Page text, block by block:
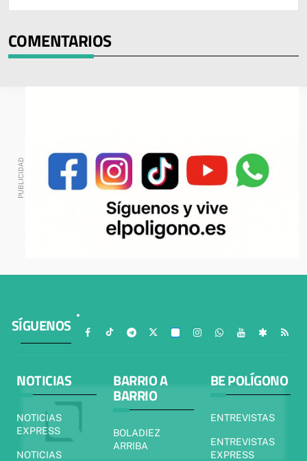
COMENTARIOS
SÍGUENOS
NOTICIAS
NOTICIAS
EXPRESS
NOTICIAS
BARRIO A
BARRIO
BOLADIEZ
ARRIBA
BE POLÍGONO
ENTREVISTAS
ENTREVISTAS
EXPRESS